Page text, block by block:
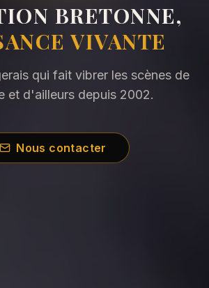
BRETONNE,
VIVANTE
qui fait vibrer les scènes de
et d'ailleurs depuis 2002.
Nous contacter